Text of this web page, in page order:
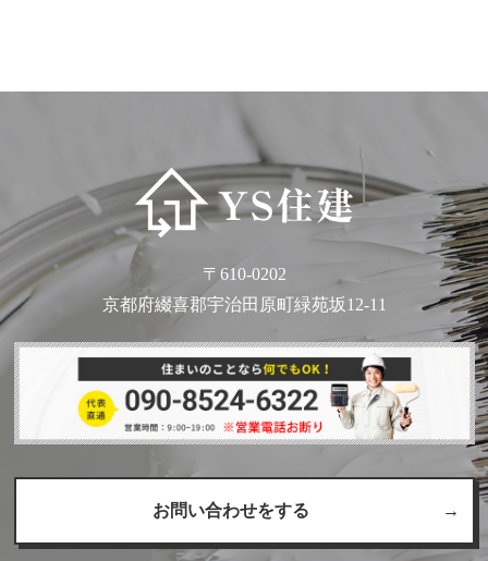
〒610-0202
京都府綴喜郡宇治田原町緑苑坂12-11
お問い合わせをする